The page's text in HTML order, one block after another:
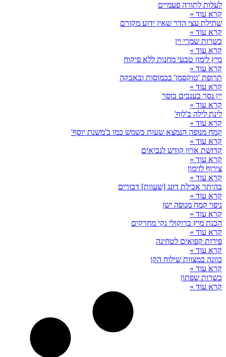
לעלות לתורה פעמיים
קרא עוד »
שתילת עצי הדר שאין ידוע מקורם
קרא עוד »
כשרות שמרי יין
קרא עוד »
מיץ לימון טבעי מחנות ללא פיקוח
קרא עוד »
תרופת 'טוקסמן' בכמוסות ובאבקה
קרא עוד »
יין נסך בענבים בוסר
קרא עוד »
לינת לילה ב'לוף'
קרא עוד »
קמח מנופה הנמצא שעות בשמש כמו ב'משנת יוסף'
קרא עוד »
קדושת ארון קודש לנביאים
קרא עוד »
צירוף לזימון
קרא עוד »
בהיתר אכילת דונג [שעוות] דבורים
קרא עוד »
ניפוי קמח מנופה ישן
קרא עוד »
הכנת מיץ ברוקולי נקי מחרקים
קרא עוד »
פירות קפואים לטחינה
קרא עוד »
כוונה במצוות שילוח הקן
קרא עוד »
כשרות שפתון
קרא עוד »